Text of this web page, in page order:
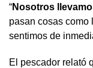
“Nosotros
pasan cosas como
sentimos de
El pescador relató